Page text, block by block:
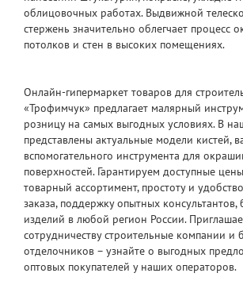
облицовочных работах. Выдвижной
стержень значительно облегчает процесс
потолков и стен в высоких помещениях.
Онлайн-гипермаркет товаров для
«Трофимчук» предлагает малярный
розницу на самых выгодных условиях. В
представлены актуальные модели кистей,
вспомогательного инструмента для
поверхностей. Гарантируем доступные
товарный ассортимент, простоту и
заказа, поддержку опытных консультантов,
изделий в любой регион России.
сотрудничеству строительные компании и
отделочников – узнайте о выгодных
оптовых покупателей у наших операторов.